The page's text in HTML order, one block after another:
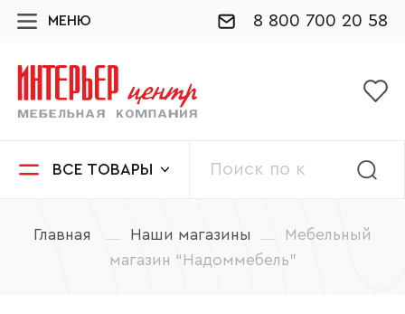
МЕНЮ 8 800 700 20 58
ВСЕ ТОВАРЫ
Главная Наши магазины
Мебельный
магазин “Надоммебель”